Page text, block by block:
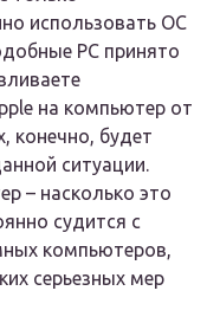
использовать ОС
PC принято
на компьютер от
конечно, будет
ситуации.
– насколько это
судится с
компьютеров,
серьезных мер